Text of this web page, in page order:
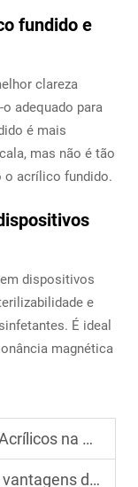
fundido e
clareza
adequado para
é mais
mas não é tão
o acrílico fundido.
dispositivos
e
É ideal
magnética
Química Verde
de água em aplicações de embalagem?